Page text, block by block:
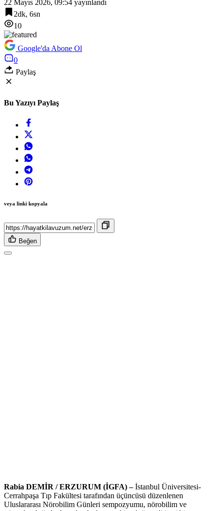
22 Mayıs 2026, 09:54 yayınlandı
2dk, 6sn
10
Google'da Abone Ol
0
Paylaş
Bu Yazıyı Paylaş
veya linki kopyala
Beğen
Rabia DEMİR / ERZURUM (İGFA) –İstanbul Üniversitesi-
Cerrahpaşa Tıp Fakültesi tarafından üçüncüsü düzenlenen
Uluslararası Nörobilim Günleri sempozyumu, nörobilim ve